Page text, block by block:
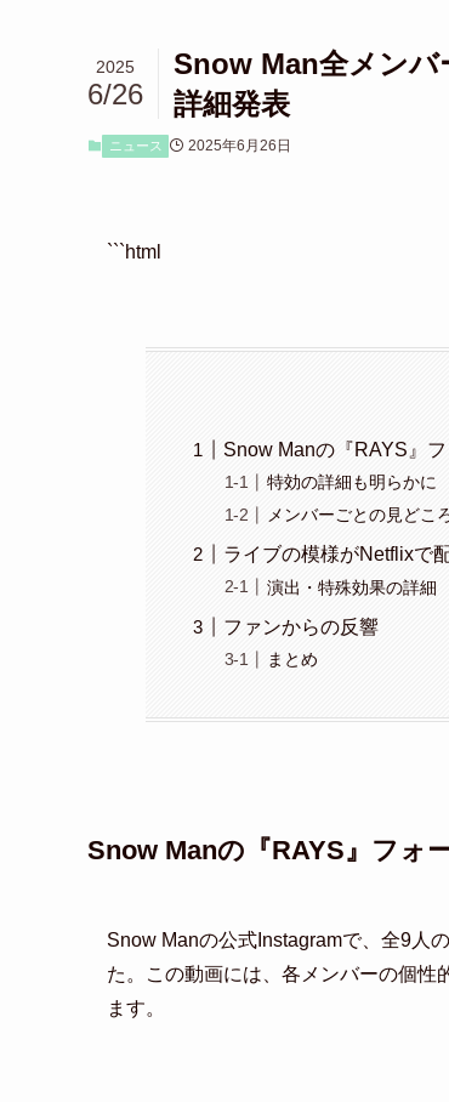
Snow Man全メンバ
詳細発表
2025
6/26
ニュース 2025年6月26日
```html
Snow Manの『RAYS』
特効の詳細も明らかに
メンバーごとの見どこ
ライブの模様がNetflixで
演出・特殊効果の詳細
ファンからの反響
まとめ
Snow Manの『RAYS』フォ
Snow Manの公式Instagramで、全9人
た。この動画には、各メンバーの個性
ます。